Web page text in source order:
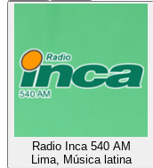
Radio Inca 540 AM
Lima, Música latina